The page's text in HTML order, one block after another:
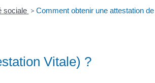
sociale > Comment obtenir une attestation
Vitale) ?